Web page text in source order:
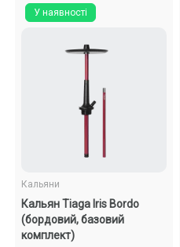
У наявності
Кальяни
Кальян Tiaga Iris Bordo
(бордовий, базовий
комплект)